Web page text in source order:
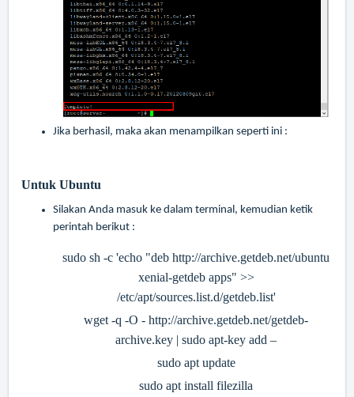
Jika berhasil, maka akan menampilkan seperti ini :
Untuk Ubuntu
Silakan Anda masuk ke dalam terminal, kemudian ketik
perintah berikut :
sudo sh -c 'echo "deb http://archive.getdeb.net/ubuntu
xenial-getdeb apps" >>
/etc/apt/sources.list.d/getdeb.list'
wget -q -O - http://archive.getdeb.net/getdeb-
archive.key | sudo apt-key add –
sudo apt update
sudo apt install filezilla